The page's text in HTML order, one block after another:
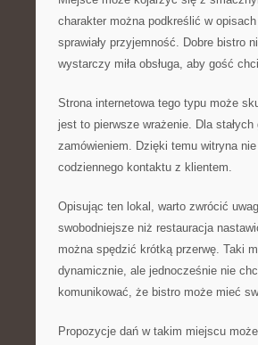
charakter można podkreślić w
sprawiały przyjemność. Dobre bistro
wystarczy miła obsługa, aby gość
Strona internetowa tego typu może
jest to pierwsze wrażenie. Dla
zamówieniem. Dzięki temu witryna
codziennego kontaktu z klientem.
Opisując ten lokal, warto zwrócić
swobodniejsze niż restauracja
można spędzić krótką przerwę. Taki
dynamicznie, ale jednocześnie nie
komunikować, że bistro może mieć
Propozycje dań w takim miejscu